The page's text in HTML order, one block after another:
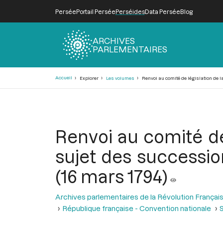
PerséePortail PerséePerséidesData PerséeBlog
ARCHIVES
PARLEMENTAIRES
Accueil Explorer Les volumes Renvoi au comité de législation de
Renvoi au comité
sujet des
(16 mars 1794)
Archives parlementaires de la Révolution
République française - Convention nationale